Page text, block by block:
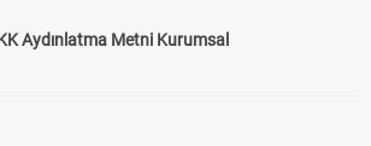
Aydınlatma Metni Kurumsal